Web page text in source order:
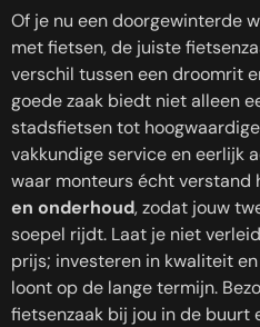
Of je nu een doorgewinterde
met fietsen, de juiste
verschil tussen een droomrit
goede zaak biedt niet alleen
stadsfietsen tot
vakkundige service en eerlijk
waar monteurs écht verstand
en onderhoud, zodat jouw
soepel rijdt. Laat je niet
prijs; investeren in kwaliteit
loont op de lange termijn.
fietsenzaak bij jou in de buurt